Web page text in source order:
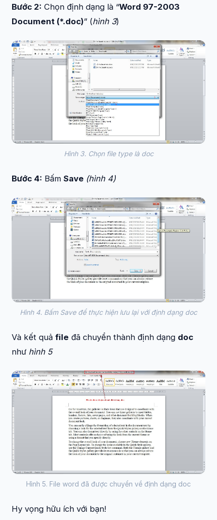
Bước 2: Chọn định dạng là “Word 97-2003
Document (*.doc)” (hình 3)
Hình 3. Chọn file type là doc
Bước 4: Bấm Save (hình 4)
Hình 4. Bấm Save để thực hiện lưu lại với định dạng doc
Và kết quả file đã chuyển thành định dạng doc
như hình 5
Hình 5. File word đã được chuyển về định dạng doc
Hy vọng hữu ích với bạn!